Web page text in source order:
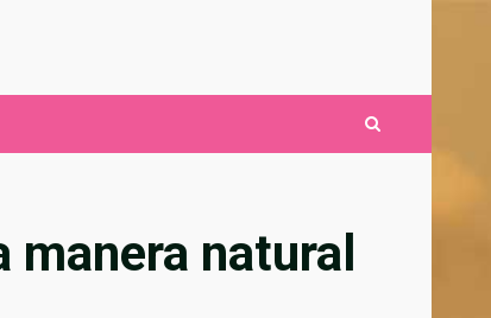
natural